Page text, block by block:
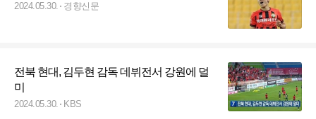
2024.05.30. 경향신문
전북 현대, 김두현 감독 데뷔전서 강원에 덜
미
2024.05.30. KBS